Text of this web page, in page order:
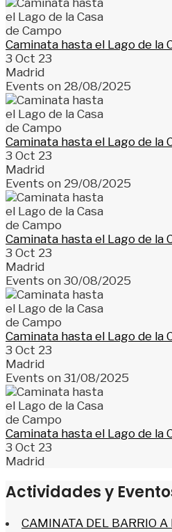
Caminata hasta el Lago de la
3 Oct 23
Madrid
Events on 28/08/2025
Caminata hasta el Lago de la
3 Oct 23
Madrid
Events on 29/08/2025
Caminata hasta el Lago de la
3 Oct 23
Madrid
Events on 30/08/2025
Caminata hasta el Lago de la
3 Oct 23
Madrid
Events on 31/08/2025
Caminata hasta el Lago de la
3 Oct 23
Madrid
Actividades y
CAMINATA DEL BARRIO